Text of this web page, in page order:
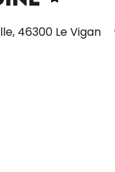
46300 Le Vigan